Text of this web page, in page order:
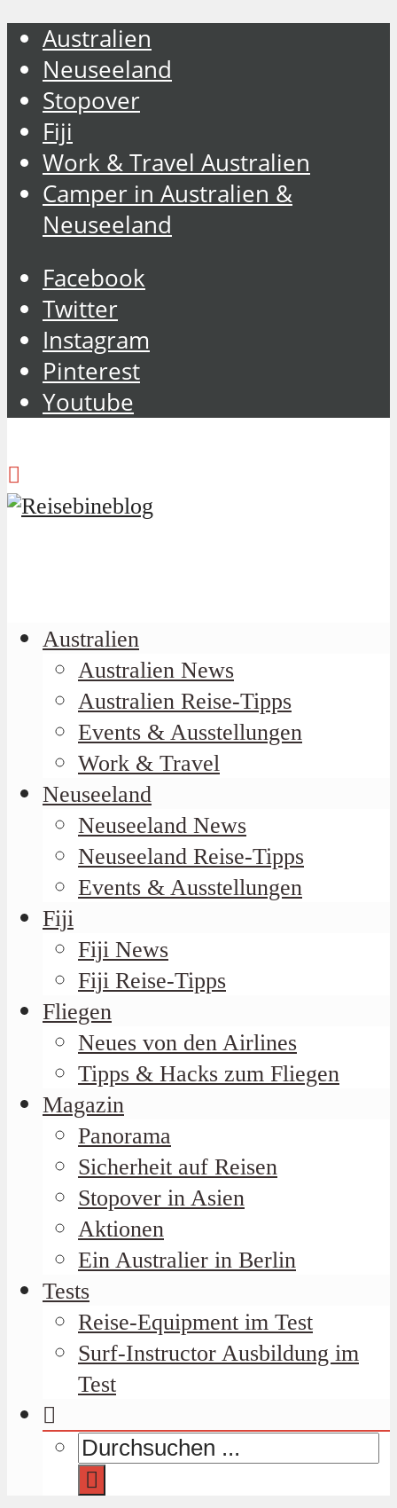
Australien
Neuseeland
Stopover
Fiji
Work & Travel Australien
Camper in Australien &
Neuseeland
Facebook
Twitter
Instagram
Pinterest
Youtube
Australien
Australien News
Australien Reise-Tipps
Events & Ausstellungen
Work & Travel
Neuseeland
Neuseeland News
Neuseeland Reise-Tipps
Events & Ausstellungen
Fiji
Fiji News
Fiji Reise-Tipps
Fliegen
Neues von den Airlines
Tipps & Hacks zum Fliegen
Magazin
Panorama
Sicherheit auf Reisen
Stopover in Asien
Aktionen
Ein Australier in Berlin
Tests
Reise-Equipment im Test
Surf-Instructor Ausbildung im
Test